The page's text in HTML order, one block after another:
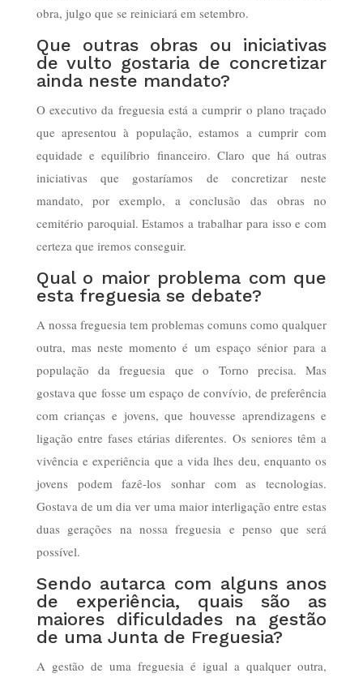
obra, julgo que se reiniciará em setembro.
Que outras obras ou iniciativas
de vulto gostaria de concretizar
ainda neste mandato?
O executivo da freguesia está a cumprir o plano traçado
que apresentou à população, estamos a cumprir com
equidade e equilíbrio financeiro. Claro que há outras
iniciativas que gostaríamos de concretizar neste
mandato, por exemplo, a conclusão das obras no
cemitério paroquial. Estamos a trabalhar para isso e com
certeza que iremos conseguir.
Qual o maior problema com que
esta freguesia se debate?
A nossa freguesia tem problemas comuns como qualquer
outra, mas neste momento é um espaço sénior para a
população da freguesia que o Torno precisa. Mas
gostava que fosse um espaço de convívio, de preferência
com crianças e jovens, que houvesse aprendizagens e
ligação entre fases etárias diferentes. Os seniores têm a
vivência e experiência que a vida lhes deu, enquanto os
jovens podem fazê-los sonhar com as tecnologias.
Gostava de um dia ver uma maior interligação entre estas
duas gerações na nossa freguesia e penso que será
possível.
Sendo autarca com alguns anos
de experiência, quais são as
maiores dificuldades na gestão
de uma Junta de Freguesia?
A gestão de uma freguesia é igual a qualquer outra,